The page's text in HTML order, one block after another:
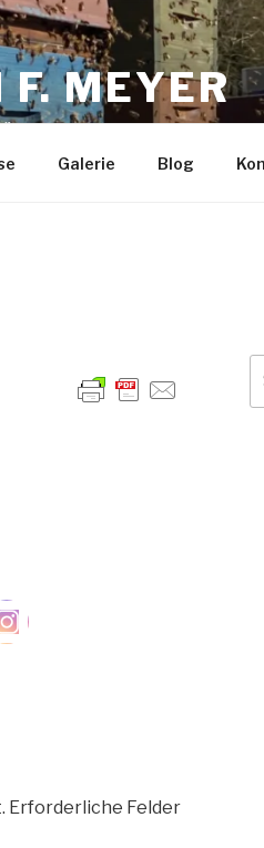
MEYER
Galerie Blog
Erforderliche Felder